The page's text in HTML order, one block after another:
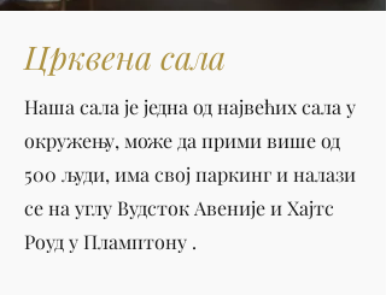
Црквена сала
Наша сала је једна од највећих сала у
окружењу, може да прими више од
500 људи, има свој паркинг и налази
се на углу Вудсток Авеније и Хајтс
Роуд у Пламптону .